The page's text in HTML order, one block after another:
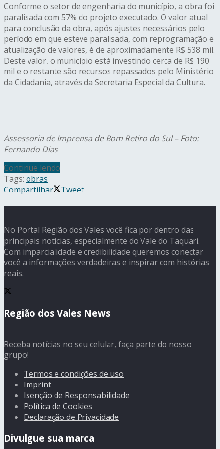
Conforme o setor de engenharia do município, a obra foi
paralisada com 57% do projeto executado. O valor atual
para conclusão da obra, após ajustes necessários pelo
período em que esteve paralisada, com reprogramação e
atualização de valores, é de aproximadamente R$ 538 mil.
Deste valor, o município está investindo cerca de R$ 190
mil e o restante são recursos repassados pelo Ministério
da Cidadania, através da Secretaria Especial da Cultura.
Assessoria de Imprensa de Bom Retiro do Sul – Foto:
Fernando Dias
Continue lendo
Tags: obras
Compartilhar
Tweet
No Portal Região dos Vales você fica por dentro das
principais notícias, especialmente do Vale do Taquari.
Com imparcialidade e credibilidade queremos conectar
você a informações verdadeiras e inspirar com histórias
reais.
Região dos Vales News
Receba notícias no seu celular, faça parte do nosso
grupo!
Termos e condições de uso
Imprint
Isenção de Responsabilidade
Política de Cookies
Declaração de Privacidade
Divulgue sua marca